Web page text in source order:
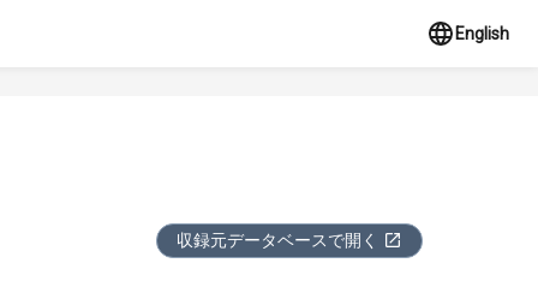
English
収録元データベースで開く